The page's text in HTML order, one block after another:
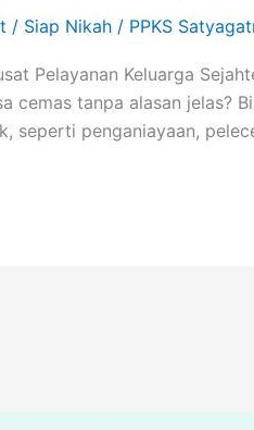
/ Siap Nikah / PPKS
Pelayanan Keluarga
cemas tanpa alasan jelas?
seperti penganiayaan,